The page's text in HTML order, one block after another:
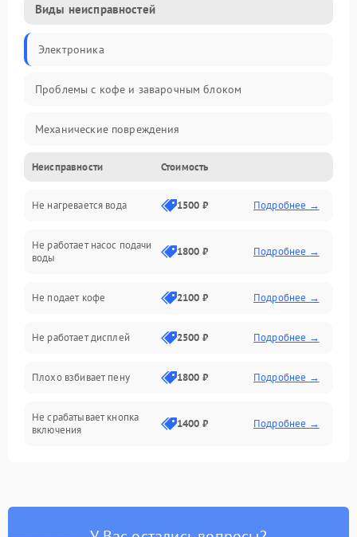
Виды неисправностей
Электроника
Проблемы с кофе и заварочным блоком
Механические повреждения
Прочие неисправности
Включение и работа
Проблемы с водой
Проблемы с капучинатором и паром
Управление и электроника
Программное обеспечение
Неисправности Стоимость
Не нагревается вода 1500 ₽ Подробнее →
Не работает насос подачи
воды
1800 ₽ Подробнее →
Не подает кофе 2100 ₽ Подробнее →
Не работает дисплей 2500 ₽ Подробнее →
Плохо взбивает пену 1800 ₽ Подробнее →
Не срабатывает кнопка
включения
1400 ₽ Подробнее →
Постоянные сбои в работе 1500 ₽ Подробнее →